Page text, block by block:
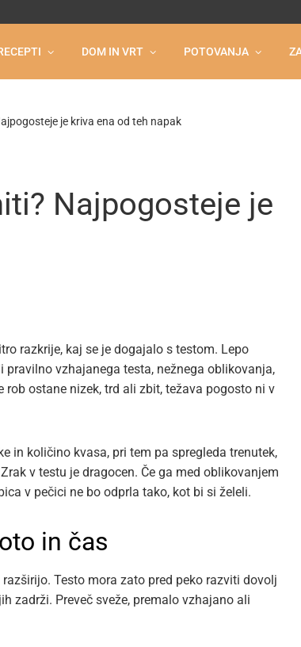
DOM IN VRT POTOVANJA
je kriva ena od teh napak
Najpogosteje je
razkrije, kaj se je dogajalo s testom. Lepo
vzhajanega testa, nežnega oblikovanja,
ostane nizek, trd ali zbit, težava pogosto ni v
in količino kvasa, pri tem pa spregleda trenutek,
v testu je dragocen. Če ga med oblikovanjem
v pečici ne bo odprla tako, kot bi si želeli.
in čas
Testo mora zato pred peko razviti dovolj
zadrži. Preveč sveže, premalo vzhajano ali